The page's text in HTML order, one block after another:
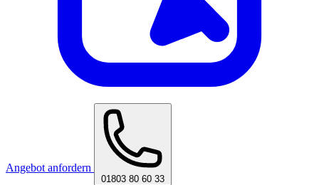
Angebot anfordern
01803 80 60 33